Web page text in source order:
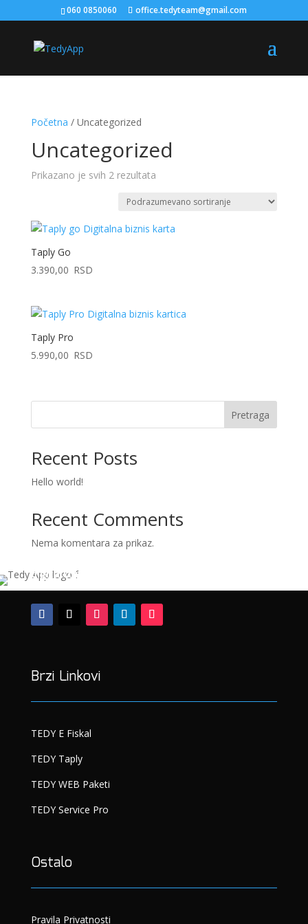
060 0850060 office.tedyteam@gmail.com
Početna / Uncategorized
Uncategorized
Prikazano je svih 2 rezultata
Taply Go
3.390,00 RSD
Taply Pro
5.990,00 RSD
Pretraga
Recent Posts
Hello world!
Recent Comments
Nema komentara za prikaz.
digitalizuju i rastu uz jednostavna rešenja.
Brzi Linkovi
TEDY E Fiskal
TEDY Taply
TEDY WEB Paketi
TEDY Service Pro
Ostalo
Pravila Privatnosti